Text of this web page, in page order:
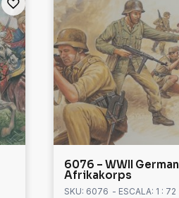
6076 – WWII German
Afrikakorps
SKU: 6076 - ESCALA: 1 : 72